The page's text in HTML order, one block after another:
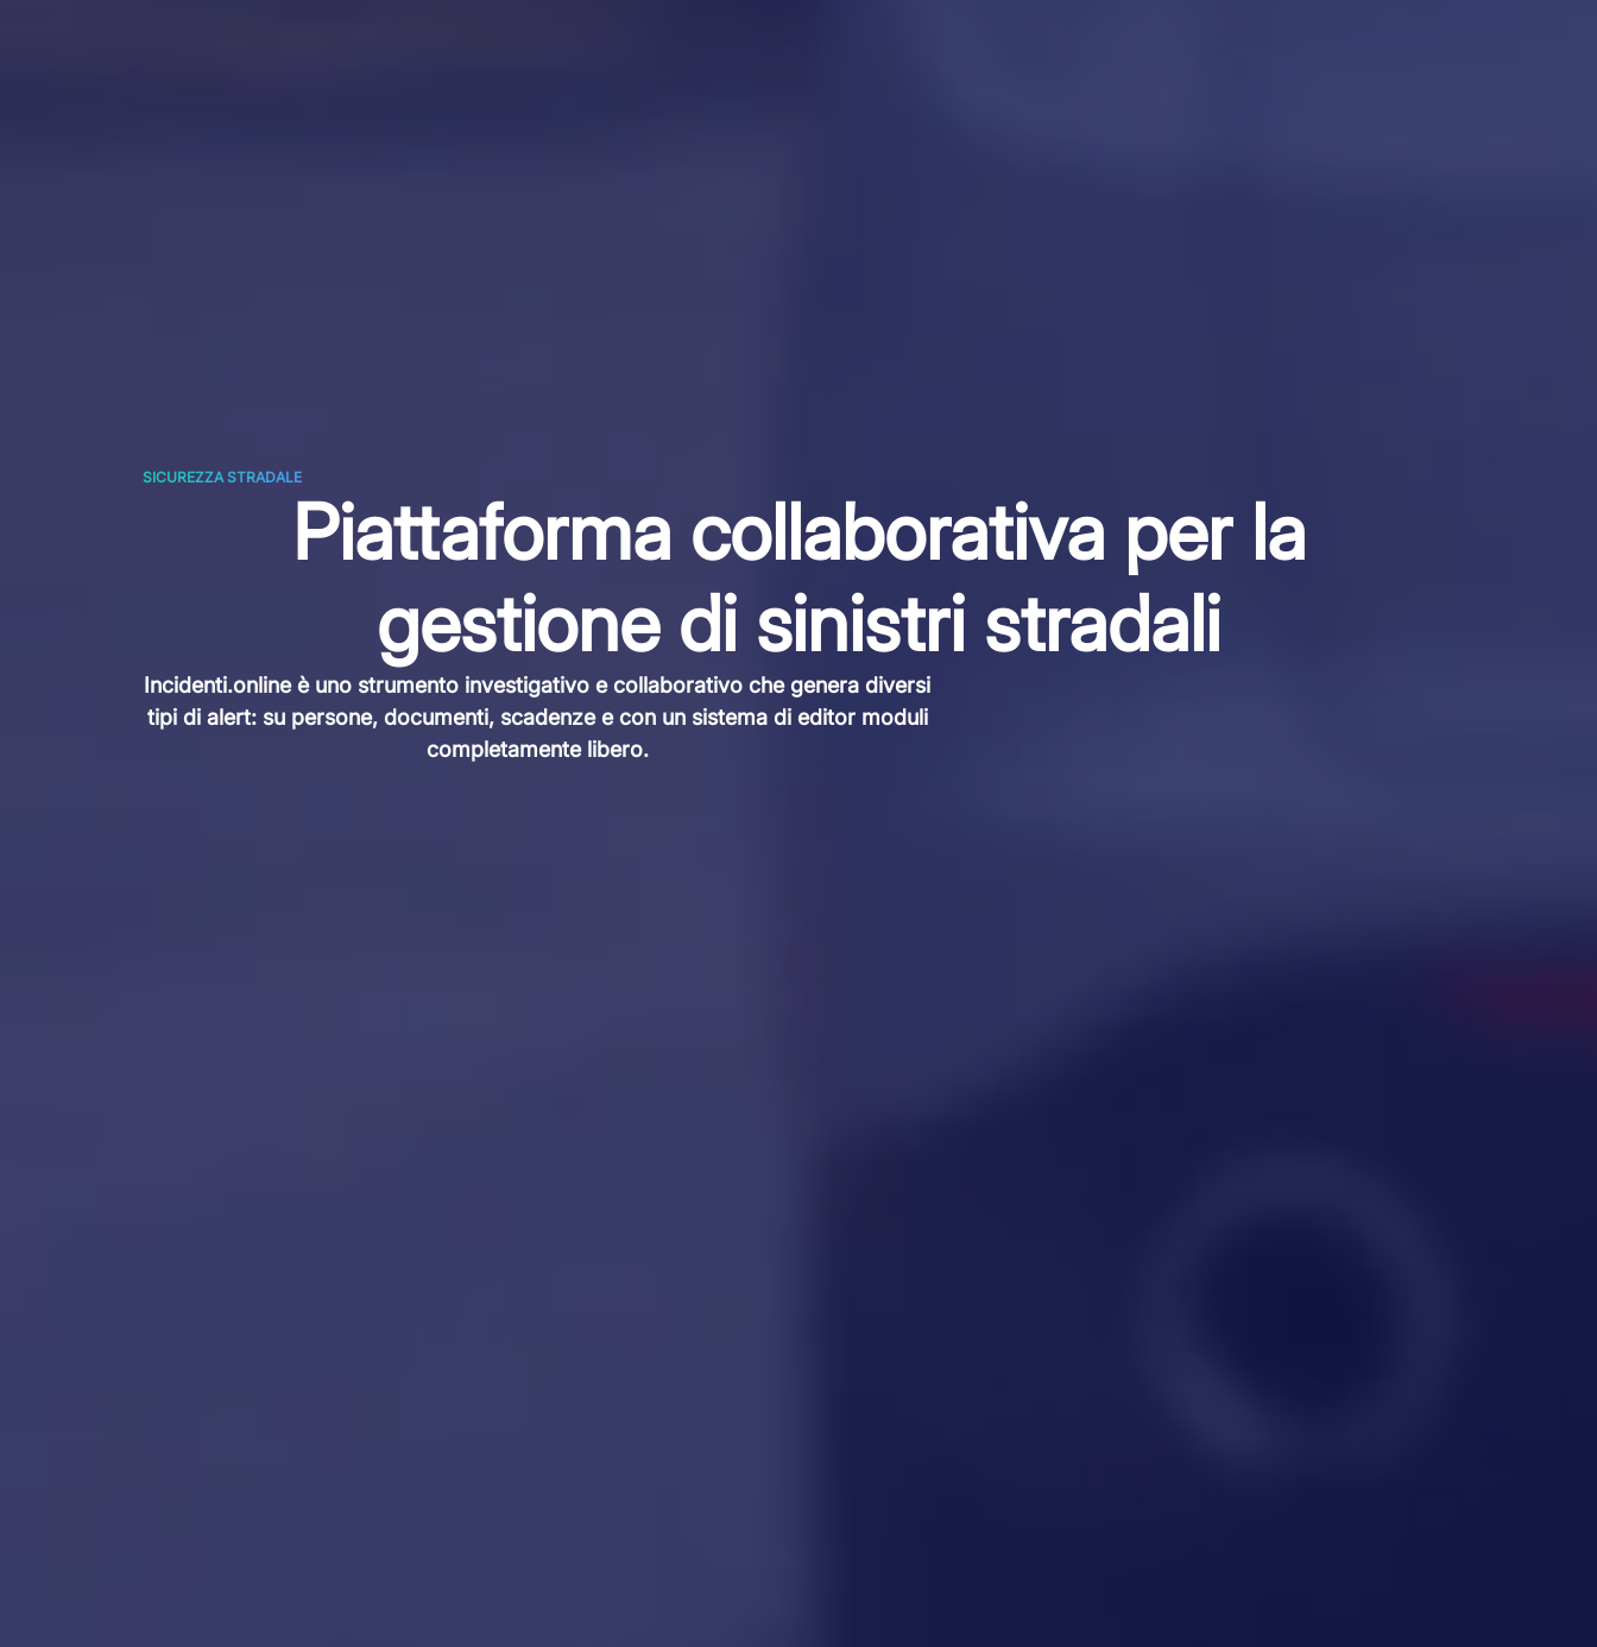
SICUREZZA STRADALE
Piattaforma collaborativa per la
gestione di sinistri stradali
Incidenti.online è uno strumento investigativo e collaborativo che genera diversi
tipi di alert: su persone, documenti, scadenze e con un sistema di editor moduli
completamente libero.